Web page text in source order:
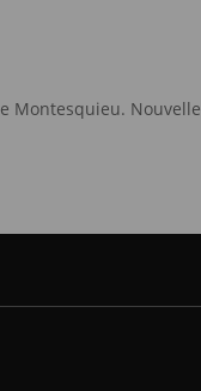
Montesquieu. Nouvelle